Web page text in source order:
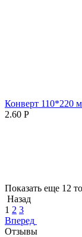
Конверт 110*220
2.60 Р
Показать еще 12
Назад
1 2 3
Вперед
Отзывы